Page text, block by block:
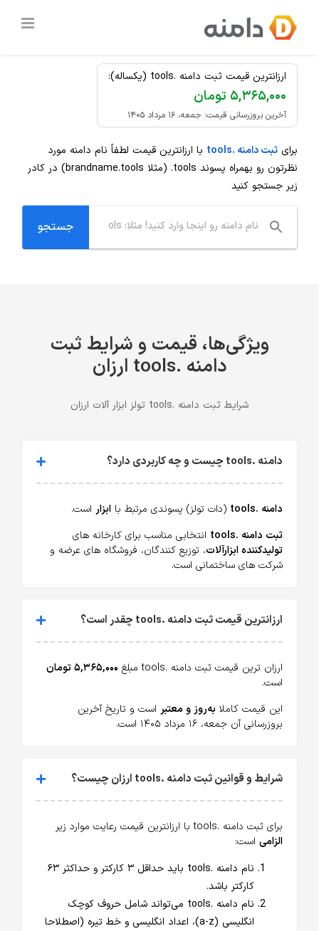
content
ثبت دامنه
ارزانترین قیمت ثبت دامنه .tools (یکساله):
۵,۳۶۵,۰۰۰ تومان
آخرین بروزرسانی قیمت: جمعه، ۱۶ مرداد ۱۴۰۵
برای ثبت دامنه .tools
با ارزانترین قیمت لطفاً نام دامنه مورد
نظرتون رو بهمراه پسوند .tools
(مثلا brandname.tools) در کادر
زیر جستجو کنید
ویژگی‌ها، قیمت و شرایط ثبت
دامنه .tools ارزان
شرایط ثبت دامنه .tools تولز ابزار آلات ارزان
دامنه .tools چیست و چه کاربردی دارد؟
دامنه .tools (دات تولز) پسوندی مرتبط با ابزار است.
ثبت دامنه .tools
انتخابی مناسب برای کارخانه های
تولیدکننده ابزارآلات، توزیع کنندگان، فروشگاه های عرضه و
شرکت های ساختمانی است.
ارزانترین قیمت ثبت دامنه .tools چقدر است؟
ارزان ترین قیمت ثبت دامنه .tools مبلغ
۵,۳۶۵,۰۰۰ تومان
است.
این قیمت کاملا به‌روز و معتبر است و تاریخ آخرین
بروزرسانی آن جمعه، ۱۶ مرداد ۱۴۰۵ است.
شرایط و قوانین ثبت دامنه .tools ارزان چیست؟
برای ثبت دامنه .tools با ارزانترین قیمت رعایت موارد زیر
الزامی است:
نام دامنه .tools باید حداقل ۳ کارکتر و حداکثر ۶۳
کارکتر باشد.
نام دامنه .tools می‌تواند شامل حروف کوچک
انگلیسی (a-z)، اعداد انگلیسی و خط تیره (اصطلاحا